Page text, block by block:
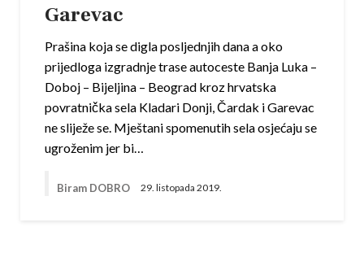
Garevac
Prašina koja se digla posljednjih dana a oko
prijedloga izgradnje trase autoceste Banja Luka –
Doboj – Bijeljina – Beograd kroz hrvatska
povratnička sela Kladari Donji, Čardak i Garevac
ne sliježe se. Mještani spomenutih sela osjećaju se
ugroženim jer bi…
Biram DOBRO 29. listopada 2019.